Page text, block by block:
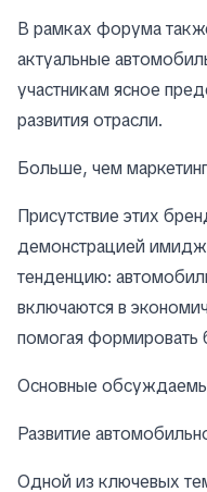
В рамках форума
актуальные
участникам ясное
развития отрасли.
Больше, чем маркетинг
Присутствие этих
демонстрацией
тенденцию:
включаются в
помогая
Основные
Развитие
Одной из ключевых